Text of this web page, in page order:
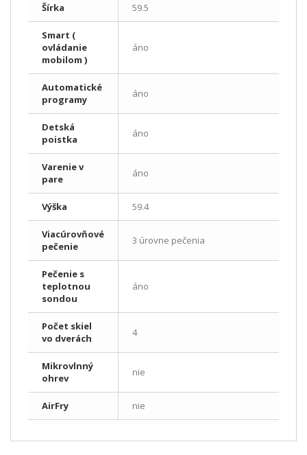
Šírka 59.5
Smart (
ovládanie
mobilom )
áno
Automatické
programy
áno
Detská
poistka
áno
Varenie v
pare
áno
Výška 59.4
Viacúrovňové
pečenie
3 úrovne pečenia
Pečenie s
teplotnou
sondou
áno
Počet skiel
vo dverách
4
Mikrovlnný
ohrev
nie
AirFry nie